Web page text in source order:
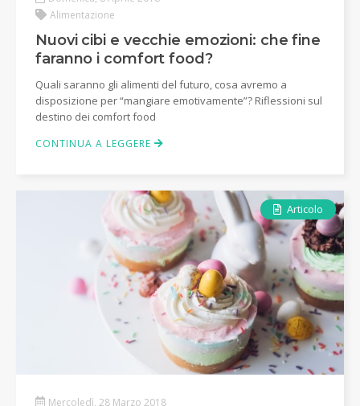
Alimentazione
Nuovi cibi e vecchie emozioni: che fine
faranno i comfort food?
Quali saranno gli alimenti del futuro, cosa avremo a
disposizione per “mangiare emotivamente”? Riflessioni sul
destino dei comfort food
CONTINUA A LEGGERE
Articolo
Mercoledì, 28 Marzo 2018